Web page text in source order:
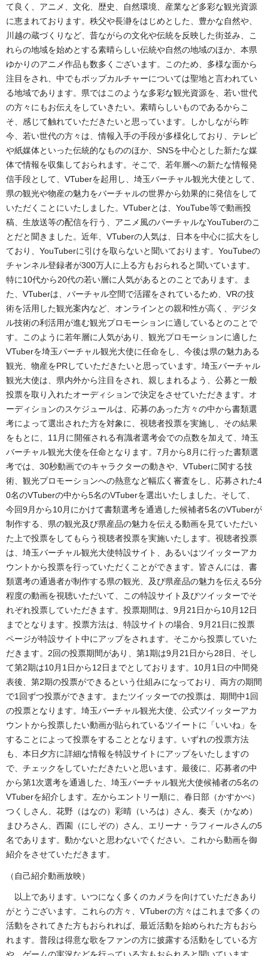
て良く、アニメ、文化、歴史、自然環境、産業など多彩な観光資源
に恵まれております。秩父や長瀞をはじめとした、豊かな自然や、
川越の蔵づくりなど、昔ながらの文化や伝統を反映した街並み、こ
れらの地域を始めとする素晴らしい伝統や自然の地域のほか、本県
ゆかりのアニメ作品も数多くございます。このため、多様な面から
注目をされ、中でもポップカルチャーについては聖地と言われてい
る地域であります。県ではこのような多彩な観光資源を、若い世代
の方々にもお伝えをしていきたい。素晴らしいものであるからこ
そ、感じて触れていただきたいと思っています。しかしながら昨
今、若い世代の方々は、情報入手の手段が多様化しており、テレビ
や紙媒体といった伝統的なもののほか、SNSを中心とした新たな媒
体で情報を収集しておられます。そこで、若年層への新たな情報発
信手段として、VTuberを起用し、埼玉バーチャル観光大使として、
県の観光や物産の魅力をバーチャルの世界から効果的に発信をして
いただくことにいたしました。VTuberとは、YouTube等で動画投
稿、生放送等の配信を行う、アニメ風のバーチャルなYouTuberのこ
とだと聞きました。近年、VTuberの人気は、日本を中心に拡大をし
ており、YouTuberに引けを取らないと聞いております。YouTubeの
チャンネル登録者が300万人に上る方もおられると聞いています。
特に10代から20代の若い層に人気があるとのことであります。ま
た、VTuberは、バーチャル空間で活躍をされているため、VRの技
術を活用した観光案内など、オンラインとの親和性が高く、デジタ
ル技術の利活用が進む観光プロモーションに適しているとのことで
す。このように若年層に人気があり、観光プロモーションに適した
VTuberを埼玉バーチャル観光大使に任命をし、今後は県の魅力ある
観光、物産をPRしていただきたいと思っています。埼玉バーチャル
観光大使は、県内外から注目をされ、親しまれるよう、公募と一般
投票を取り入れたオーディションで決定をさせていただきます。オ
ーディションのスケジュールは、応募のあった方々の中から書類選
考によって選出された方を対象に、視聴者投票を実施し、その結果
をもとに、11月に開催される有識者選考会での点数を加えて、埼玉
バーチャル観光大使を任命となります。7月から8月に行った書類選
考では、30秒動画でのキャラクターの動きや、VTuberに関する技
術、観光プロモーションへの熱意など幅広く審査をし、応募された4
0名のVTuberの中から5名のVTuberを選出いたしました。そして、
今回9月から10月にかけて書類選考を通過した候補者5名のVTuberが
制作する、県の観光及び県産品の魅力を伝える動画を見ていただい
た上で投票をしてもらう視聴者投票を実施いたします。視聴者投票
は、埼玉バーチャル観光大使特設サイト、あるいはツイッターアカ
ウントから投票を行っていただくことができます。皆さんには、書
類選考の通過者が制作する県の観光、及び県産品の魅力を伝える5分
程度の動画を視聴いただいて、この特設サイト及びツイッターでそ
れぞれ投票していただきます。投票期間は、9月21日から10月12日
までとなります。投票方法は、特設サイトの場合、9月21日に投票
ページが特設サイト中にアップをされます。そこから投票していた
だきます。2回の投票期間があり、第1期は9月21日から28日、そし
て第2期は10月1日から12日までとしております。10月1日の中間発
表後、第2期の投票ができるという仕組みになっており、両方の期間
で1回ずつ投票ができます。またツイッターでの投票は、期間中1回
の投票となります。埼玉バーチャル観光大使、公式ツイッターアカ
ウントから投票したい動画が貼られているツイートに「いいね」を
することによって投票をすることとなります。いずれの投票方法
も、本日夕方に詳細な情報を特設サイトにアップをいたしますの
で、チェックをしていただきたいと思います。最後に、応募者の中
から第1次選考を通過した、埼玉バーチャル観光大使候補者の5名の
VTuberを紹介します。左からエントリー順に、春日部（かすかべ）
つくしさん、花野（はなの）彩晴（いろは）さん、奏天（かなめ）
まひろさん、西園（にしぞの）さん、エリーナ・ラフィールさんの5
名であります。動かないと思わないでください。これから動画を御
紹介をさせていただきます。
（自己紹介動画放映）
以上であります。いつになく多くのカメラを向けていただきあり
がとうございます。これらの方々、VTuberの方々はこれまで多くの
活動をされてきた方もおられれば、最近活動を始められた方もおら
れます。普段は得意な歌をファンの方に披露する活動をしている方
や、ゲームの実況などを行っている方もおられると聞いています。